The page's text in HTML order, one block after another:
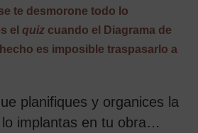
te desmorone todo lo
el quizcuando el Diagrama de
es imposible traspasarlo a
planifiques y organices la
implantas en tu obra…